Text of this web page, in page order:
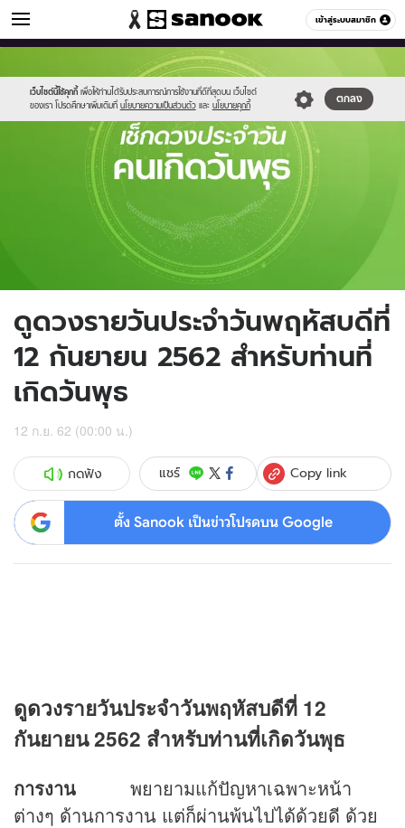
เข้าสู่ระบบสมาชิก
ดูดวง หมวดอื่นๆ
เว็บไซต์นี้ใช้คุกกี้ เพื่อให้ท่านได้รับประสบการณ์การใช้งานที่ดีที่สุดบน เว็บไซต์
ของเรา โปรดศึกษาเพิ่มเติมที่ นโยบายความเป็นส่วนตัว และ นโยบายคุกกี้
ตกลง
//s.isanook.com/sr/0/images/logo-
new-
sanook.png
//s.isanook.com/ho/0/ud/fxd/day/wednesday.jpg
ดูดวงรายวันประจำวันพฤหัสบดีที่
12 กันยายน 2562 สำหรับท่านที่
เกิดวันพุธ
12 ก.ย. 62 (00:00 น.)
กดฟัง แชร์ Copy link
ตั้ง Sanook เป็นข่าวโปรดบน Google
ดูดวงรายวันประจำวันพฤหัสบดีที่ 12
กันยายน 2562 สำหรับท่านที่เกิดวันพุธ
การงาน พยายามแก้ปัญหาเฉพาะหน้า
ต่างๆ ด้านการงาน แต่ก็ผ่านพ้นไปได้ด้วยดี ด้วย